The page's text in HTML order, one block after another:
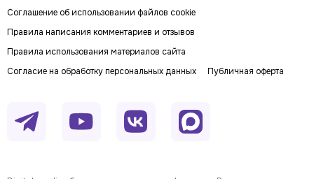
Соглашение об использовании файлов cookie
Правила написания комментариев и отзывов
Правила использования материалов сайта
Согласие на обработку персональных данных
Публичная оферта